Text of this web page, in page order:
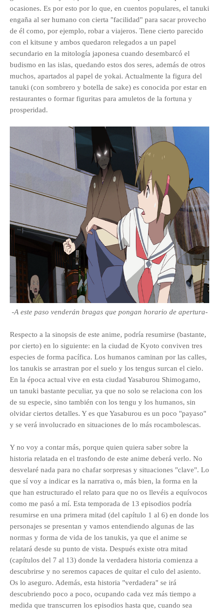
ocasiones. Es por esto por lo que, en cuentos populares, el tanuki
engaña al ser humano con cierta "facilidad" para sacar provecho
de él como, por ejemplo, robar a viajeros. Tiene cierto parecido
con el kitsune y ambos quedaron relegados a un papel
secundario en la mitología japonesa cuando desembarcó el
budismo en las islas, quedando estos dos seres, además de otros
muchos, apartados al papel de yokai. Actualmente la figura del
tanuki (con sombrero y botella de sake) es conocida por estar en
restaurantes o formar figuritas para amuletos de la fortuna y
prosperidad.
-A este paso venderán bragas que pongan horario de apertura-
Respecto a la sinopsis de este anime, podría resumirse (bastante,
por cierto) en lo siguiente: en la ciudad de Kyoto conviven tres
especies de forma pacífica. Los humanos caminan por las calles,
los tanukis se arrastran por el suelo y los tengus surcan el cielo.
En la época actual vive en esta ciudad Yasaburou Shimogamo,
un tanuki bastante peculiar, ya que no solo se relaciona con los
de su especie, sino también con los tengu y los humanos, sin
olvidar ciertos detalles. Y es que Yasaburou es un poco "payaso"
y se verá involucrado en situaciones de lo más rocambolescas.
Y no voy a contar más, porque quien quiera saber sobre la
historia relatada en el trasfondo de este anime deberá verlo. No
desvelaré nada para no chafar sorpresas y situaciones "clave". Lo
que sí voy a indicar es la narrativa o, más bien, la forma en la
que han estructurado el relato para que no os llevéis a equívocos
como me pasó a mí. Esta temporada de 13 episodios podría
resumirse en una primera mitad (del capítulo 1 al 6) en donde los
personajes se presentan y vamos entendiendo algunas de las
normas y forma de vida de los tanukis, ya que el anime se
relatará desde su punto de vista. Después existe otra mitad
(capítulos del 7 al 13) donde la verdadera historia comienza a
descubrirse y no seremos capaces de quitar el culo del asiento.
Os lo aseguro. Además, esta historia "verdadera" se irá
descubriendo poco a poco, ocupando cada vez más tiempo a
medida que transcurren los episodios hasta que, cuando sea